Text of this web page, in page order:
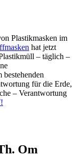
Plastikmasken im
hat jetzt
– täglich –
bestehenden
für die Erde,
– Verantwortung
Om